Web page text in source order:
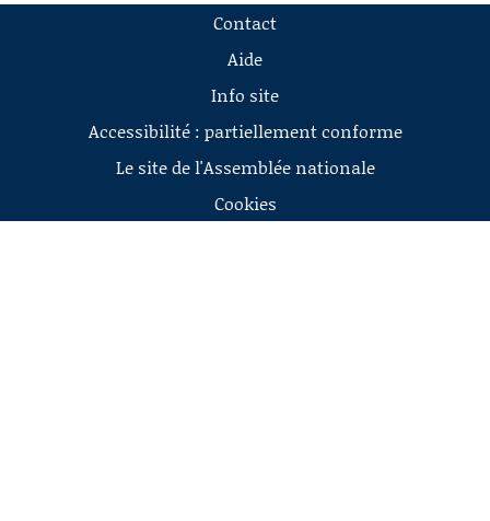
Contact
Aide
Info site
Accessibilité : partiellement conforme
Le site de l'Assemblée nationale
Cookies